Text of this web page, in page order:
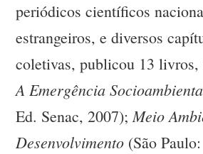
periódicos científicos
estrangeiros, e diversos
coletivas, publicou 13 livros,
A Emergência
Ed. Senac, 2007);Meio
Desenvolvimento (São